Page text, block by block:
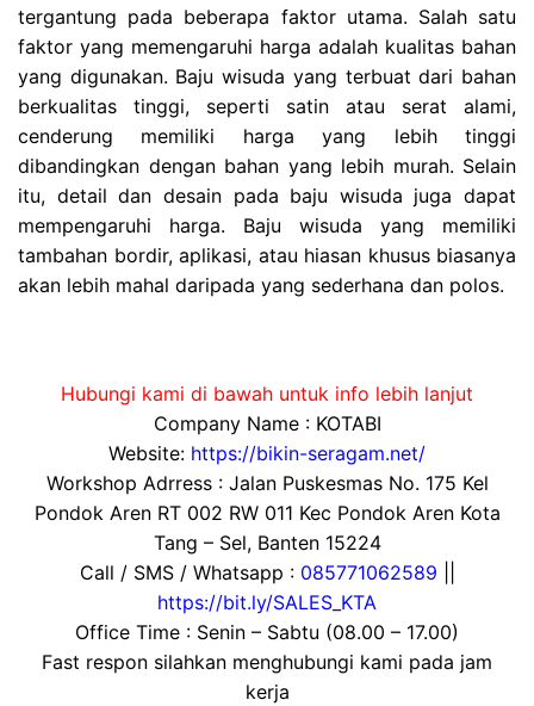
tergantung pada beberapa faktor utama. Salah satu
faktor yang memengaruhi harga adalah kualitas bahan
yang digunakan. Baju wisuda yang terbuat dari bahan
berkualitas tinggi, seperti satin atau serat alami,
cenderung memiliki harga yang lebih tinggi
dibandingkan dengan bahan yang lebih murah. Selain
itu, detail dan desain pada baju wisuda juga dapat
mempengaruhi harga. Baju wisuda yang memiliki
tambahan bordir, aplikasi, atau hiasan khusus biasanya
akan lebih mahal daripada yang sederhana dan polos.
Hubungi kami di bawah untuk info lebih lanjut
Company Name : KOTABI
Website: https://bikin-seragam.net/
Workshop Adrress : Jalan Puskesmas No. 175 Kel
Pondok Aren RT 002 RW 011 Kec Pondok Aren Kota
Tang – Sel, Banten 15224
Call / SMS / Whatsapp : 085771062589
https://bit.ly/SALES_KTA
Office Time : Senin – Sabtu (08.00 – 17.00)
Fast respon silahkan menghubungi kami pada jam
kerja